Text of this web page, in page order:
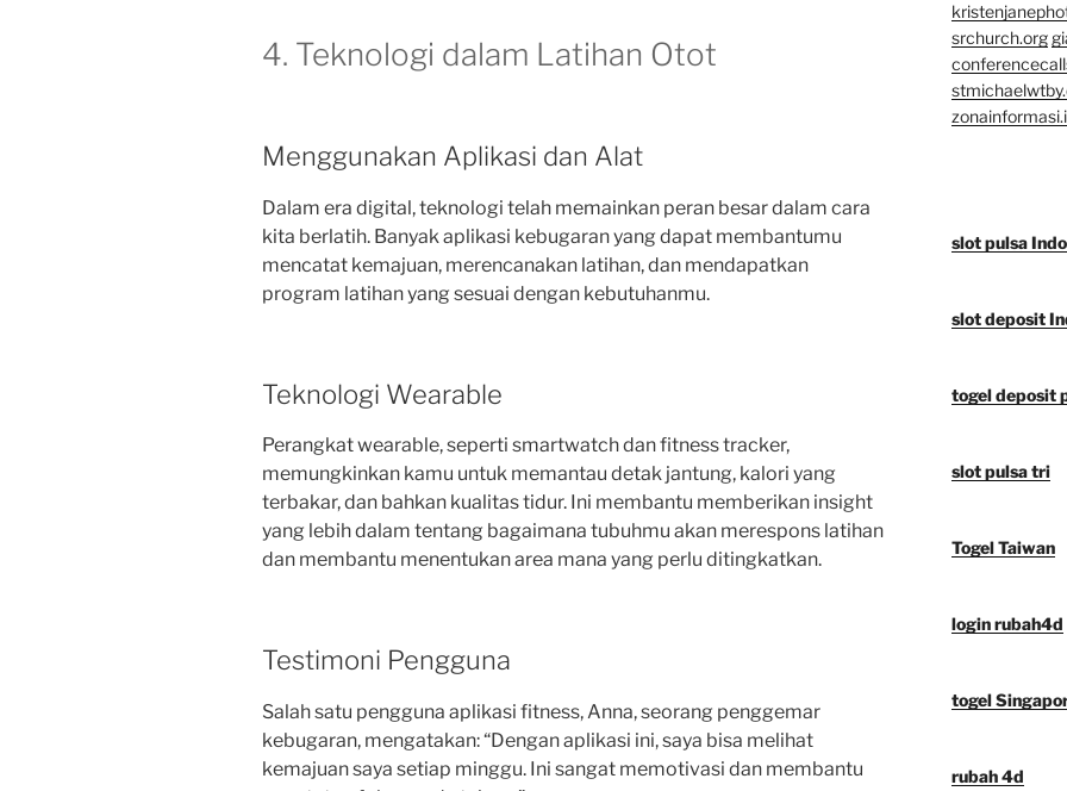
4. Teknologi dalam Latihan Otot
Menggunakan Aplikasi dan Alat
Dalam era digital, teknologi telah memainkan peran besar dalam cara
kita berlatih. Banyak aplikasi kebugaran yang dapat membantumu
mencatat kemajuan, merencanakan latihan, dan mendapatkan
program latihan yang sesuai dengan kebutuhanmu.
Teknologi Wearable
Perangkat wearable, seperti smartwatch dan fitness tracker,
memungkinkan kamu untuk memantau detak jantung, kalori yang
terbakar, dan bahkan kualitas tidur. Ini membantu memberikan insight
yang lebih dalam tentang bagaimana tubuhmu akan merespons latihan
dan membantu menentukan area mana yang perlu ditingkatkan.
Testimoni Pengguna
Salah satu pengguna aplikasi fitness, Anna, seorang penggemar
kebugaran, mengatakan: “Dengan aplikasi ini, saya bisa melihat
kemajuan saya setiap minggu. Ini sangat memotivasi dan membantu
srchurch.org
slot pulsa
slot deposit
togel deposit
slot pulsa tri
Togel Taiwan
login rubah4d
togel
rubah 4d